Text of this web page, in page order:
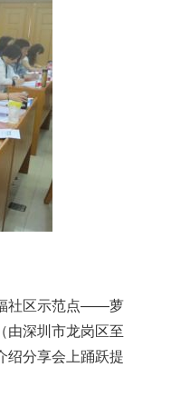
社区示范点——萝
由深圳市龙岗区至
绍分享会上踊跃提